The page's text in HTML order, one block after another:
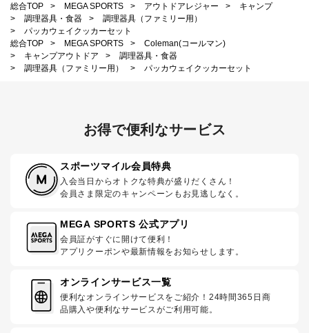
総合TOP > MEGA SPORTS > アウトドアレジャー >
キャンプ
>
調理器具・食器 >
調理器具（ファミリー用）
>
パッカウェイクッカーセット
総合TOP
> MEGA SPORTS >
Coleman(コールマン)
>
キャンプアウトドア >
調理器具・食器
>
調理器具（ファミリー用） > パッカウェイクッカーセット
お得で便利なサービス
スポーツマイル会員特典
入会当日からオトクな特典が盛りだくさん！
会員さま限定のキャンペーンもお見逃しなく。
MEGA SPORTS 公式アプリ
会員証がすぐに開けて便利！
アプリクーポンや最新情報をお知らせします。
オンラインサービス一覧
便利なオンラインサービスをご紹介！24時間365日商
品購入や便利なサービスがご利用可能。